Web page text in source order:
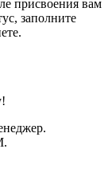
присвоения вам
заполните